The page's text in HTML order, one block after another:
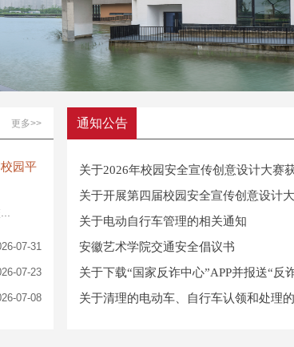
更多>>
园平
07-31
07-23
07-08
通知公告
关于2026年校园安全宣传创意设计大赛
关于开展第四届校园安全宣传创意设计
关于电动自行车管理的相关通知
安徽艺术学院交通安全倡议书
关于下载“国家反诈中心”APP并报送“反
关于清理的电动车、自行车认领和处理